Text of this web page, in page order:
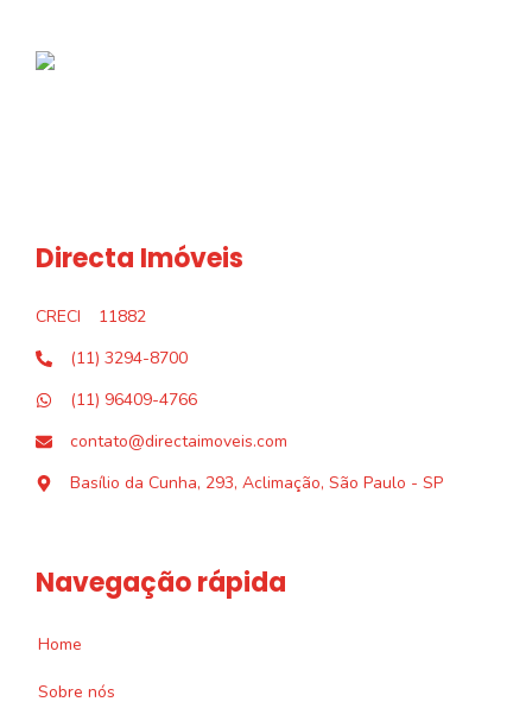
Directa Imóveis
CRECI
11882
(11) 3294-8700
(11) 96409-4766
contato@directaimoveis.com
Basílio da Cunha, 293, Aclimação, São Paulo - SP
Navegação rápida
Home
Sobre nós